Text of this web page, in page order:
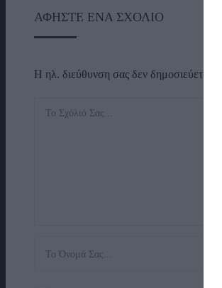
ΑΦΉΣΤΕ ΈΝΑ ΣΧΌΛΙΟ
Η ηλ. διεύθυνση σας δεν δημοσιεύεται.